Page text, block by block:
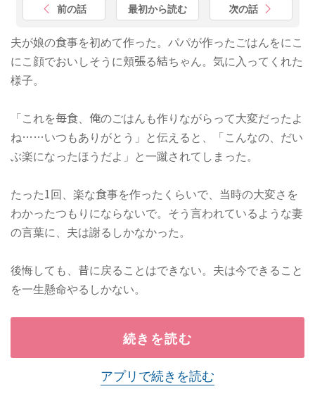
前の話 最初から読む 次の話
夫が娘の食事を初めて作った。パパが作ったごはんをにこ
にこ顔でおいしそうに頬張る結ちゃん。気に入ってくれた
様子。
「これを毎食、俺のごはんも作りながらって大変だったよ
ね……いつもありがとう」と伝えると、「こんなの、だい
ぶ楽になったほうだよ」と一蹴されてしまった。
たった1回、楽な食事を作ったくらいで、当時の大変さを
わかったつもりにならないで。そう言われているような妻
の言葉に、夫は謝るしかなかった。
後悔しても、昔に戻ることはできない。夫は今できること
を一生懸命やるしかない。
続きを読む
アプリで続きを読む